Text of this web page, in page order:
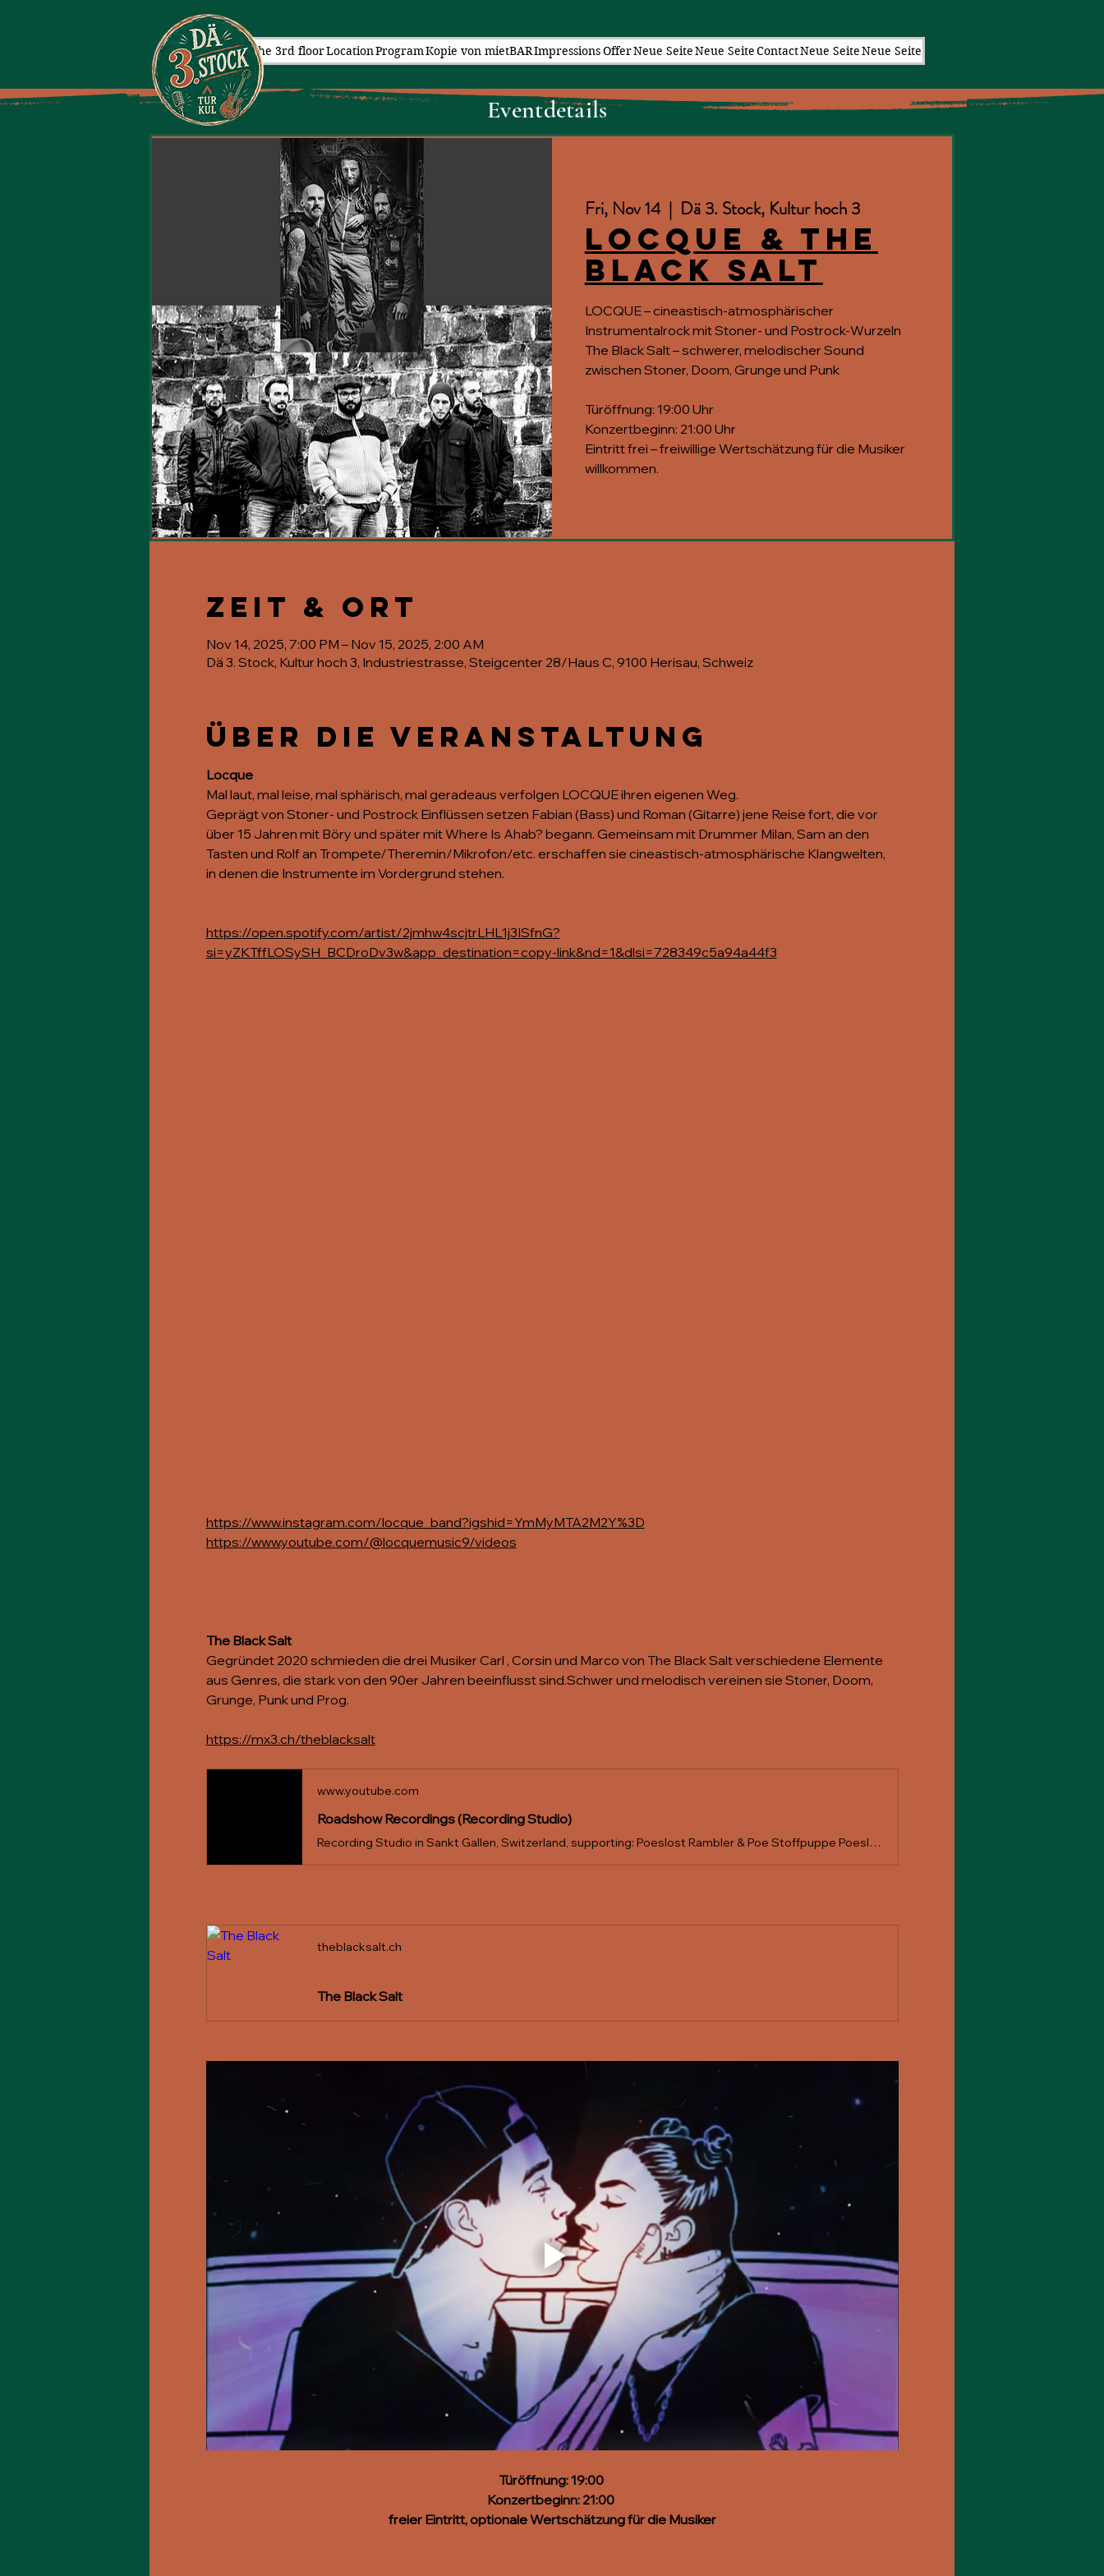
The 3rd floorLocationProgramKopie von mietBARImpressionsOfferNeue SeiteNeue SeiteContactNeue SeiteNeue Seite
Eventdetails
Fri, Nov 14
  |
Dä 3. Stock, Kultur hoch 3
Locque & The
Black Salt
LOCQUE – cineastisch-atmosphärischer
Instrumentalrock mit Stoner- und Postrock-Wurzeln
The Black Salt – schwerer, melodischer Sound
zwischen Stoner, Doom, Grunge und Punk
Türöffnung: 19:00 Uhr
Konzertbeginn: 21:00 Uhr
Eintritt frei – freiwillige Wertschätzung für die Musiker
willkommen.
Zeit & Ort
Nov 14, 2025, 7:00 PM – Nov 15, 2025, 2:00 AM
Dä 3. Stock, Kultur hoch 3, Industriestrasse, Steigcenter 28/Haus C, 9100 Herisau, Schweiz
Über die Veranstaltung
Locque
Mal laut, mal leise, mal sphärisch, mal geradeaus verfolgen LOCQUE ihren eigenen Weg.
Geprägt von Stoner- und Postrock Einflüssen setzen Fabian (Bass) und Roman (Gitarre) jene Reise fort, die vor
über 15 Jahren mit Böry und später mit Where Is Ahab? begann. Gemeinsam mit Drummer Milan, Sam an den
Tasten und Rolf an Trompete/Theremin/Mikrofon/etc. erschaffen sie cineastisch-atmosphärische Klangwelten,
in denen die Instrumente im Vordergrund stehen.
https://open.spotify.com/artist/2jmhw4scjtrLHL1j3ISfnG?
si=yZKTffLOSySH_BCDroDv3w&app_destination=copy-link&nd=1&dlsi=728349c5a94a44f3
https://www.instagram.com/locque_band?igshid=YmMyMTA2M2Y%3D
https://www.youtube.com/@locquemusic9/videos
The Black Salt
Gegründet 2020 schmieden die drei Musiker Carl , Corsin und Marco von The Black Salt verschiedene Elemente
aus Genres, die stark von den 90er Jahren beeinflusst sind.Schwer und melodisch vereinen sie Stoner, Doom,
Grunge, Punk und Prog.
https://mx3.ch/theblacksalt
www.youtube.com
Roadshow Recordings (Recording Studio)
Recording Studio in Sankt Gallen, Switzerland, supporting: Poeslost Rambler & Poe Stoffpuppe Poeslost & Lindi The Black Salt
theblacksalt.ch
The Black Salt
Türöffnung: 19:00
Konzertbeginn: 21:00
freier Eintritt, optionale Wertschätzung für die Musiker